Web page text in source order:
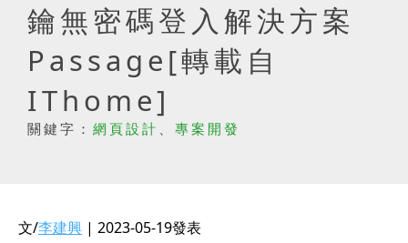
鑰無密碼登入解決方案
Passage[轉載自
IThome]
關鍵字： 網頁設計 、 專案開發
文/李建興 | 2023-05-19發表